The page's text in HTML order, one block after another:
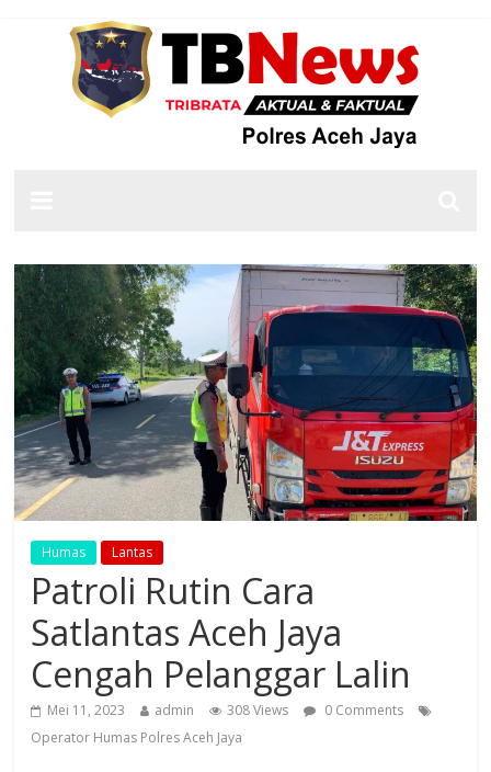
Humas Lantas
Patroli Rutin Cara
Satlantas Aceh Jaya
Cengah Pelanggar Lalin
Mei 11, 2023 admin 308 Views
0 Comments
Operator Humas Polres Aceh Jaya